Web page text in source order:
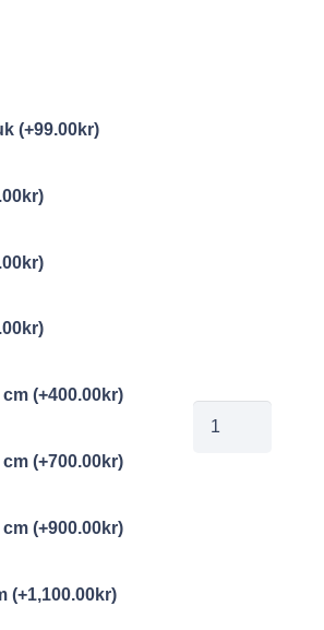
(+99.00kr)
kr)
kr)
kr)
cm (+400.00kr)
cm (+700.00kr)
cm (+900.00kr)
(+1,100.00kr)